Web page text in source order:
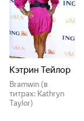
Кэтрин Тейлор
Bramwin (в
титрах: Kathryn
Taylor)